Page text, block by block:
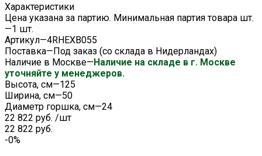
Характеристики
Цена указана за партию. Минимальная партия товара шт.
—1 шт.
Артикул—4RHEXB055
Поставка—Под заказ (со склада в Нидерландах)
Наличие в Москве—Наличие на складе в г. Москве
уточняйте у менеджеров.
Высота, см—125
Ширина, см—50
Диаметр горшка, см—24
22 822 руб. /шт
22 822 руб.
-0%